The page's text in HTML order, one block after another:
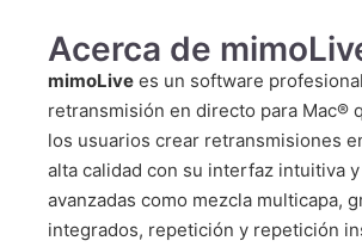
Acerca de
mimoLive es un software
retransmisión en directo para Mac®
los usuarios crear retransmisiones
alta calidad con su interfaz intuitiva
avanzadas como mezcla multicapa,
integrados, repetición y repetición